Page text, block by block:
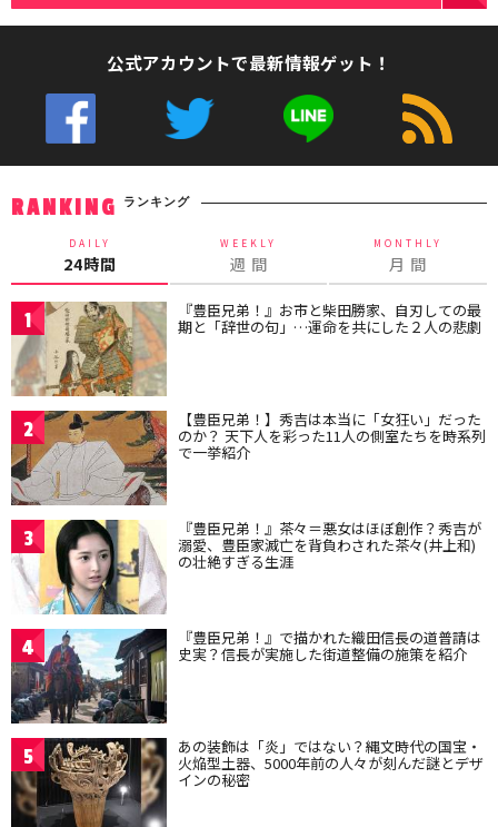
公式アカウントで最新情報ゲット！
RANKING ランキング
DAILY
24時間
WEEKLY
週 間
MONTHLY
月 間
1 『豊臣兄弟！』お市と柴田勝家、自刃しての最
期と「辞世の句」…運命を共にした２人の悲劇
2 【豊臣兄弟！】秀吉は本当に「女狂い」だった
のか？ 天下人を彩った11人の側室たちを時系列
で一挙紹介
3 『豊臣兄弟！』茶々＝悪女はほぼ創作？秀吉が
溺愛、豊臣家滅亡を背負わされた茶々(井上和)
の壮絶すぎる生涯
4 『豊臣兄弟！』で描かれた織田信長の道普請は
史実？信長が実施した街道整備の施策を紹介
5 あの装飾は「炎」ではない？縄文時代の国宝・
火焔型土器、5000年前の人々が刻んだ謎とデザ
インの秘密